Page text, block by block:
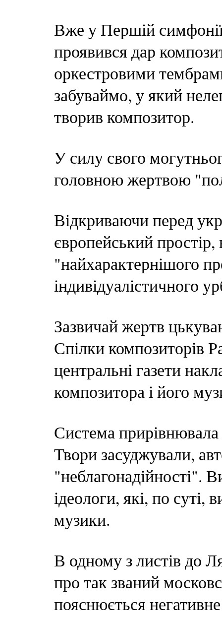
Вже у Першій
проявився дар
оркестровими
забуваймо, у який
творив композитор.
У силу свого
головною жертвою
Відкриваючи перед
європейський
"найхарактернішого
індивідуалістичного
Зазвичай жертв
Спілки композиторів
центральні газети
композитора і його
Система
Твори засуджували,
"неблагонадійності".
ідеологи, які, по суті,
музики.
В одному з листів до
про так званий
пояснюється